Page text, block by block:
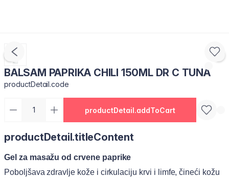
BALSAM PAPRIKA CHILI 150ML DR C TUNA
productDetail.code
productDetail.addToCart
productDetail.titleContent
Gel za masažu od crvene paprike
Poboljšava zdravlje kože i cirkulaciju krvi i limfe, čineći kožu